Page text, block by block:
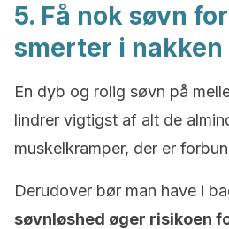
5. Få nok søvn
smerter i nakken
En dyb og rolig søvn på
lindrer vigtigst af alt de
muskelkramper, der er
Derudover bør man have i
søvnløshed øger risikoen